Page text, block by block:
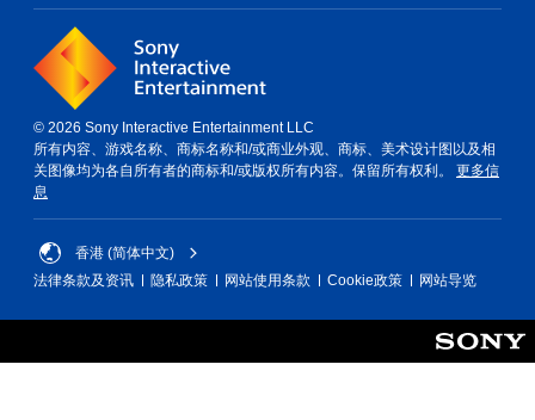
© 2026 Sony Interactive Entertainment LLC
所有内容、游戏名称、商标名称和/或商业外观、商标、美术设计图以及相
关图像均为各自所有者的商标和/或版权所有内容。保留所有权利。 更多信
息
香港 (简体中文)
法律条款及资讯
隐私政策 网站使用条款 Cookie政策 网站导览